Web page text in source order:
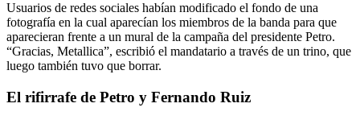
Usuarios de redes sociales habían modificado el fondo de una
fotografía en la cual aparecían los miembros de la banda para que
aparecieran frente a un mural de la campaña del presidente Petro.
“Gracias, Metallica”, escribió el mandatario a través de un trino, que
luego también tuvo que borrar.
El rifirrafe de Petro y Fernando Ruiz